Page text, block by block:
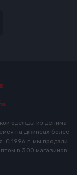
одежды из денима
на джинсах более
С 1996 г. мы продали
в 300 магазинов